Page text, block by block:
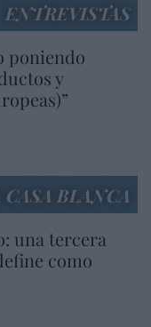
ENTREVISTAS
poniendo
y
CASA BLANCA
una tercera
como